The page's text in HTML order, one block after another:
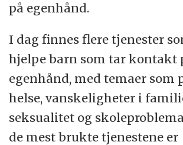
på egenhånd.
I dag finnes flere tjenester
hjelpe barn som tar kontakt
egenhånd, med temaer som
helse, vanskeligheter i
seksualitet og
de mest brukte tjenestene er